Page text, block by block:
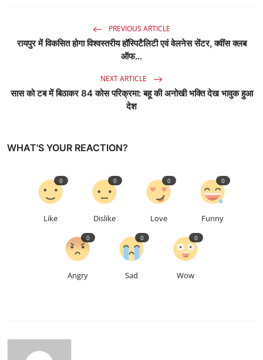
PREVIOUS ARTICLE
रायपुर में विकसित होगा विश्वस्तरीय हॉस्पिटैलिटी एवं वेलनेस सेंटर, क्वींस क्लब
ऑफ...
NEXT ARTICLE
सास को टब में बिठाकर 84 कोस परिक्रमा: बहू की अनोखी भक्ति देख भावुक हुआ
देश
WHAT'S YOUR REACTION?
Like
0
Dislike
0
Love
0
Funny
0
Angry
0
Sad
0
Wow
0